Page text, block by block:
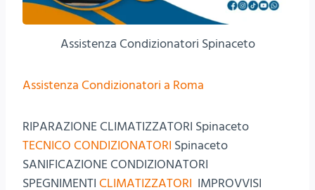
Assistenza Condizionatori Spinaceto
Assistenza Condizionatori a Roma
RIPARAZIONE CLIMATIZZATORI Spinaceto
TECNICO CONDIZIONATORI Spinaceto
SANIFICAZIONE CONDIZIONATORI
SPEGNIMENTI CLIMATIZZATORI IMPROVVISI